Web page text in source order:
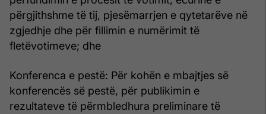
përgjithshme të tij, pjesëmarrjen e qytetarëve në
zgjedhje dhe për fillimin e numërimit të
fletëvotimeve; dhe
Konferenca e pestë: Për kohën e mbajtjes së
konferencës së pestë, për publikimin e
rezultateve të përmbledhura preliminare të